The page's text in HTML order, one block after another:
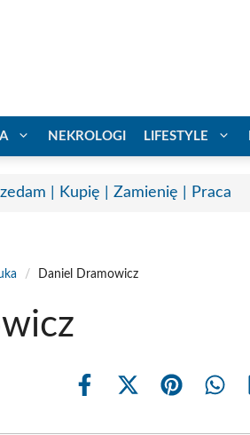
NEKROLOGI LIFESTYLE
| Kupię | Zamienię | Praca
/ Daniel Dramowicz
Share
Share Share Share